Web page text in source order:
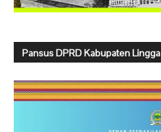
Pansus DPRD Kabupaten Lingga